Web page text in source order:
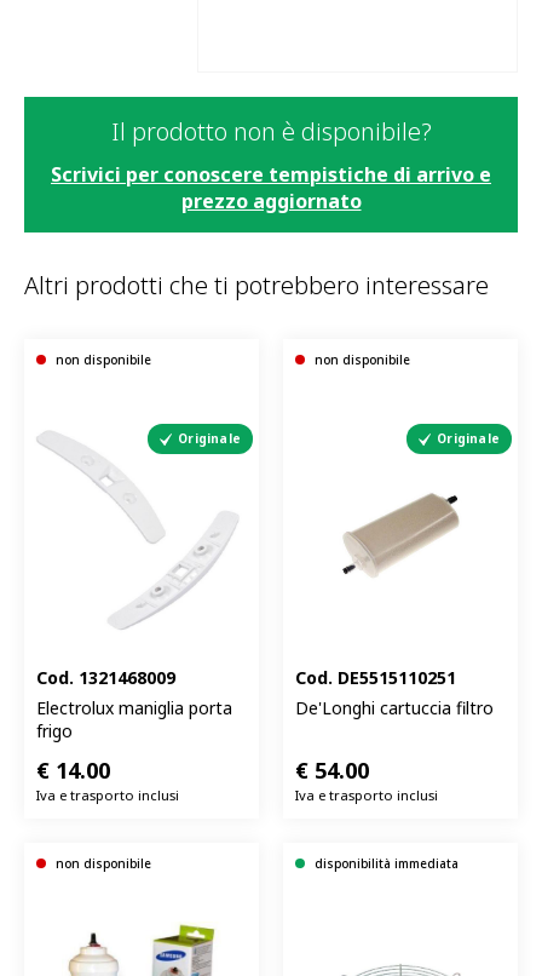
Il prodotto non è disponibile?
Scrivici per conoscere tempistiche di arrivo e
prezzo aggiornato
Altri prodotti che ti potrebbero interessare
non disponibile
Originale
Cod. 1321468009
Electrolux maniglia porta
frigo
€ 14.00
Iva e trasporto inclusi
non disponibile
Originale
Cod. DE5515110251
De'Longhi cartuccia filtro
€ 54.00
Iva e trasporto inclusi
non disponibile disponibilità immediata